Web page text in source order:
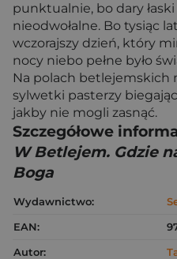
punktualnie, bo dary
nieodwołalne. Bo tysiąc
wczorajszy dzień, który
nocy niebo pełne było
Na polach betlejemskich
sylwetki pasterzy
jakby nie mogli zasnąć.
Szczegółowe
W Betlejem. Gdzie
Boga
Wydawnictwo:
EAN:
Autor: